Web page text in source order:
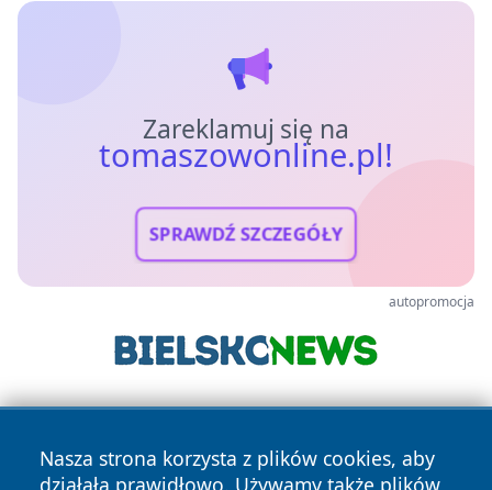
Zareklamuj się na
tomaszowonline.pl!
SPRAWDŹ SZCZEGÓŁY
autopromocja
Nasza strona korzysta z plików cookies, aby
działała prawidłowo. Używamy także plików